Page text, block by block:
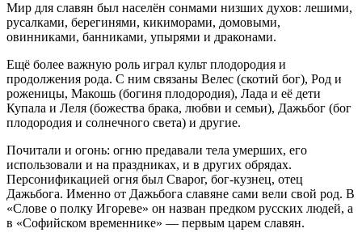
Мир для славян был населён сонмами низших духов: лешими,
русалками, берегинями, кикиморами, домовыми,
овинниками, банниками, упырями и драконами.
Ещё более важную роль играл культ плодородия и
продолжения рода. С ним связаны Велес (скотий бог), Род и
роженицы, Макошь (богиня плодородия), Лада и её дети
Купала и Леля (божества брака, любви и семьи), Дажьбог (бог
плодородия и солнечного света) и другие.
Почитали и огонь: огню предавали тела умерших, его
использовали и на праздниках, и в других обрядах.
Персонификацией огня был Сварог, бог-кузнец, отец
Дажьбога. Именно от Дажьбога славяне сами вели свой род. В
«Слове о полку Игореве» он назван предком русских людей, а
в «Софийском временнике» — первым царем славян.